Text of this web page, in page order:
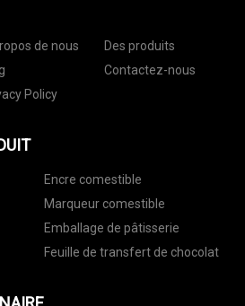
de nous
Des produits
Contactez-nous
Policy
Encre comestible
Marqueur comestible
Emballage de pâtisserie
Feuille de transfert de chocolat